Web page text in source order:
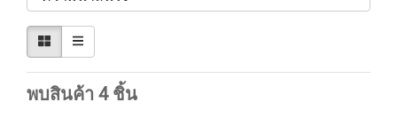
พบสินค้า 4 ชิ้น